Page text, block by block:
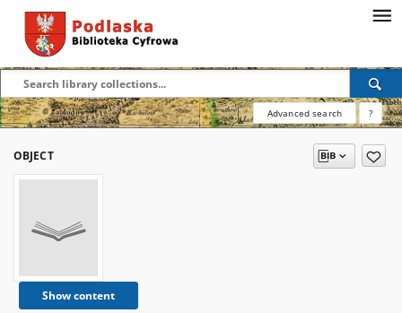
Advanced search ?
OBJECT
Show content